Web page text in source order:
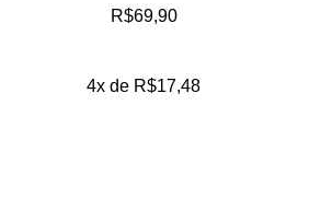
R$69,90
4x de R$17,48